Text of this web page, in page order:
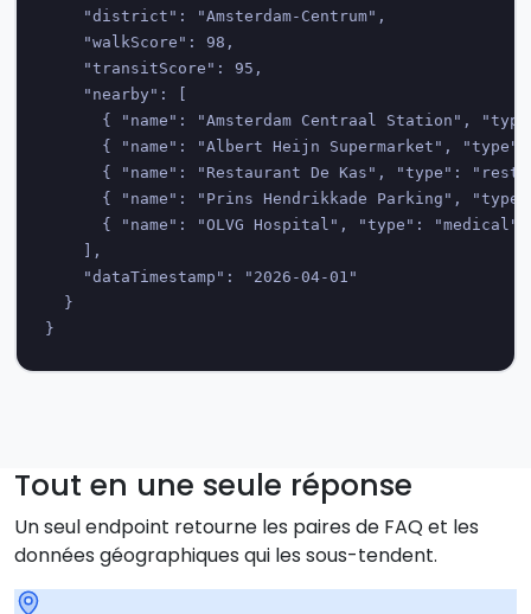
    "district": "Amsterdam-Centrum",
    "walkScore": 98,
    "transitScore": 95,
    "nearby": [
{ "name": "Amsterdam Centraal Station",
{ "name": "Albert Heijn Supermarket",
{ "name": "Restaurant De Kas", "type":
{ "name": "Prins Hendrikkade Parking",
{ "name": "OLVG Hospital", "type":
    ],
    "dataTimestamp": "2026-04-01"
  }
}
Tout en une seule réponse
Un seul endpoint retourne les paires de FAQ et les
données géographiques qui les sous-tendent.